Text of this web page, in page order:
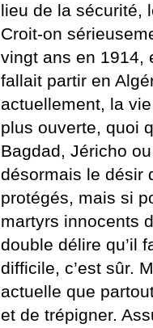
lieu de la sécurité,
Croit-on
vingt ans en 1914,
fallait partir en
actuellement, la
plus ouverte, quoi
Bagdad, Jéricho
désormais le désir
protégés, mais si
martyrs innocents
double délire qu’il
difficile, c’est sûr.
actuelle que
et de trépigner.